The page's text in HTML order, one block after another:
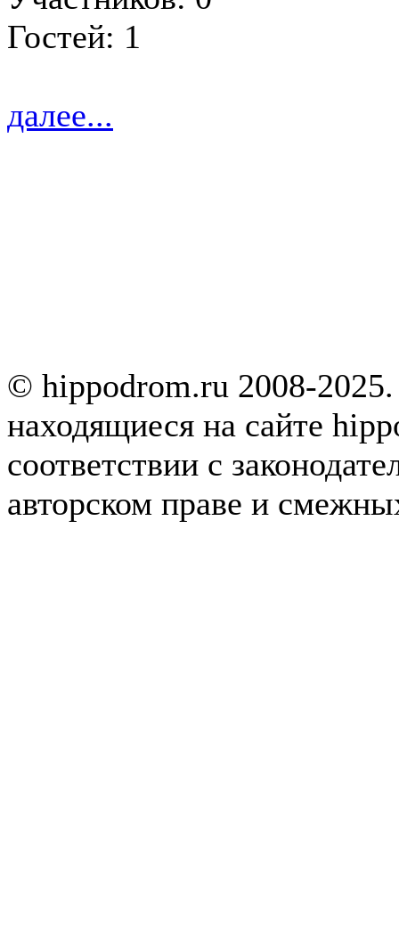
Гостей: 1
далее...
© hippodrom.ru 2008-
находящиеся на сайте
соответствии с
авторском праве и